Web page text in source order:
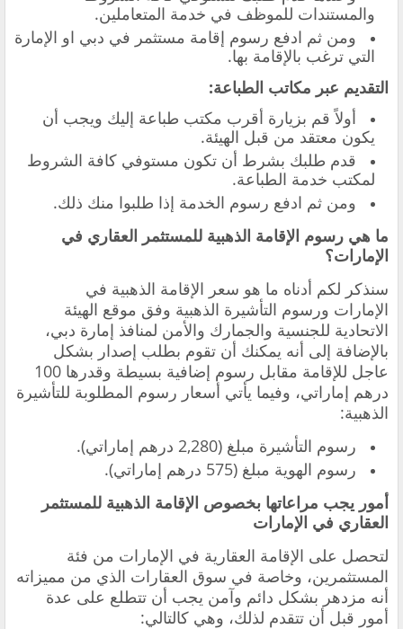
والمستندات للموظف في خدمة المتعاملين.
‏ومن ثم ادفع رسوم إقامة مستثمر في دبي او الإمارة
التي ترغب بالإقامة بها.
التقديم عبر مكاتب الطباعة:
أولاً ‏قم بزيارة أقرب مكتب طباعة إليك ويجب أن
يكون معتقد من قبل الهيئة.
‏قدم طلبك بشرط أن تكون مستوفي كافة الشروط
لمكتب خدمة الطباعة.
‏ومن ثم ادفع رسوم الخدمة إذا طلبوا منك ذلك.
ما هي رسوم الإقامة الذهبية للمستثمر العقاري في
الإمارات؟
‏سنذكر لكم أدناه ما هو سعر الإقامة الذهبية في
الإمارات ورسوم التأشيرة الذهبية وفق موقع الهيئة
الاتحادية للجنسية والجمارك والأمن لمنافذ إمارة دبي،
بالإضافة إلى أنه يمكنك أن تقوم بطلب إصدار بشكل
عاجل للإقامة مقابل رسوم إضافية بسيطة وقدرها 100
درهم إماراتي، وفيما يأتي أسعار رسوم المطلوبة للتأشيرة
الذهبية:
رسوم التأشيرة مبلغ (2,280 درهم إماراتي).
رسوم الهوية مبلغ (575 درهم إماراتي).
أمور يجب مراعاتها بخصوص الإقامة الذهبية للمستثمر
العقاري في الإمارات
‏لتحصل على الإقامة العقارية في الإمارات من فئة
المستثمرين، وخاصة في سوق العقارات الذي من مميزاته
أنه مزدهر بشكل دائم وآمن يجب أن تتطلع على عدة
أمور قبل أن تتقدم لذلك، وهي كالتالي: